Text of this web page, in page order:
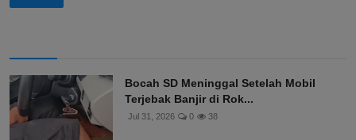
Bocah SD Meninggal Setelah Mobil
Terjebak Banjir di Rok...
Jul 31, 2026 0 38